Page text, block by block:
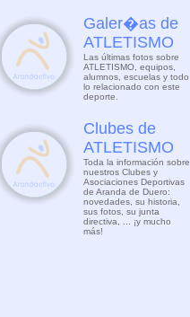
Galer�as de
ATLETISMO
Las últimas fotos sobre
ATLETISMO, equipos,
alumnos, escuelas y todo
lo relacionado con este
deporte.
Clubes de
ATLETISMO
Toda la información sobre
nuestros Clubes y
Asociaciones Deportivas
de Aranda de Duero:
novedades, su historia,
sus fotos, su junta
directiva, ... ¡y mucho
más!